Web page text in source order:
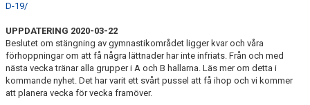
D-19/
UPPDATERING 2020-03-22
Beslutet om stängning av gymnastikområdet ligger kvar och våra
förhoppningar om att få några lättnader har inte infriats. Från och med
nästa vecka tränar alla grupper i A och B hallarna. Läs mer om detta i
kommande nyhet. Det har varit ett svårt pussel att få ihop och vi kommer
att planera vecka för vecka framöver.